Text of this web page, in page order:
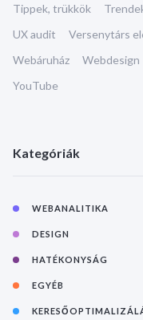
Tippek, trükkök
UX audit
Versenytárs
Webáruház
Webdesign
YouTube
Kategóriák
WEBANALITIKA
DESIGN
HATÉKONYSÁG
EGYÉB